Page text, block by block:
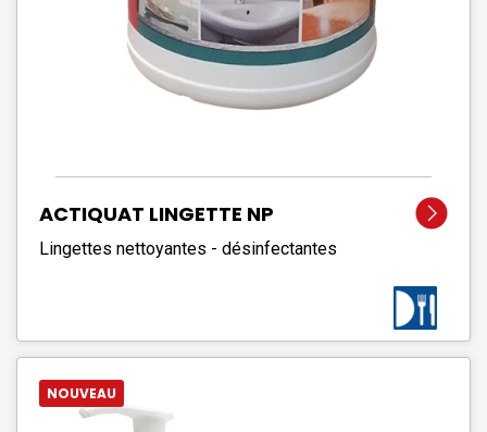
ACTIQUAT LINGETTE NP
Lingettes nettoyantes - désinfectantes
NOUVEAU